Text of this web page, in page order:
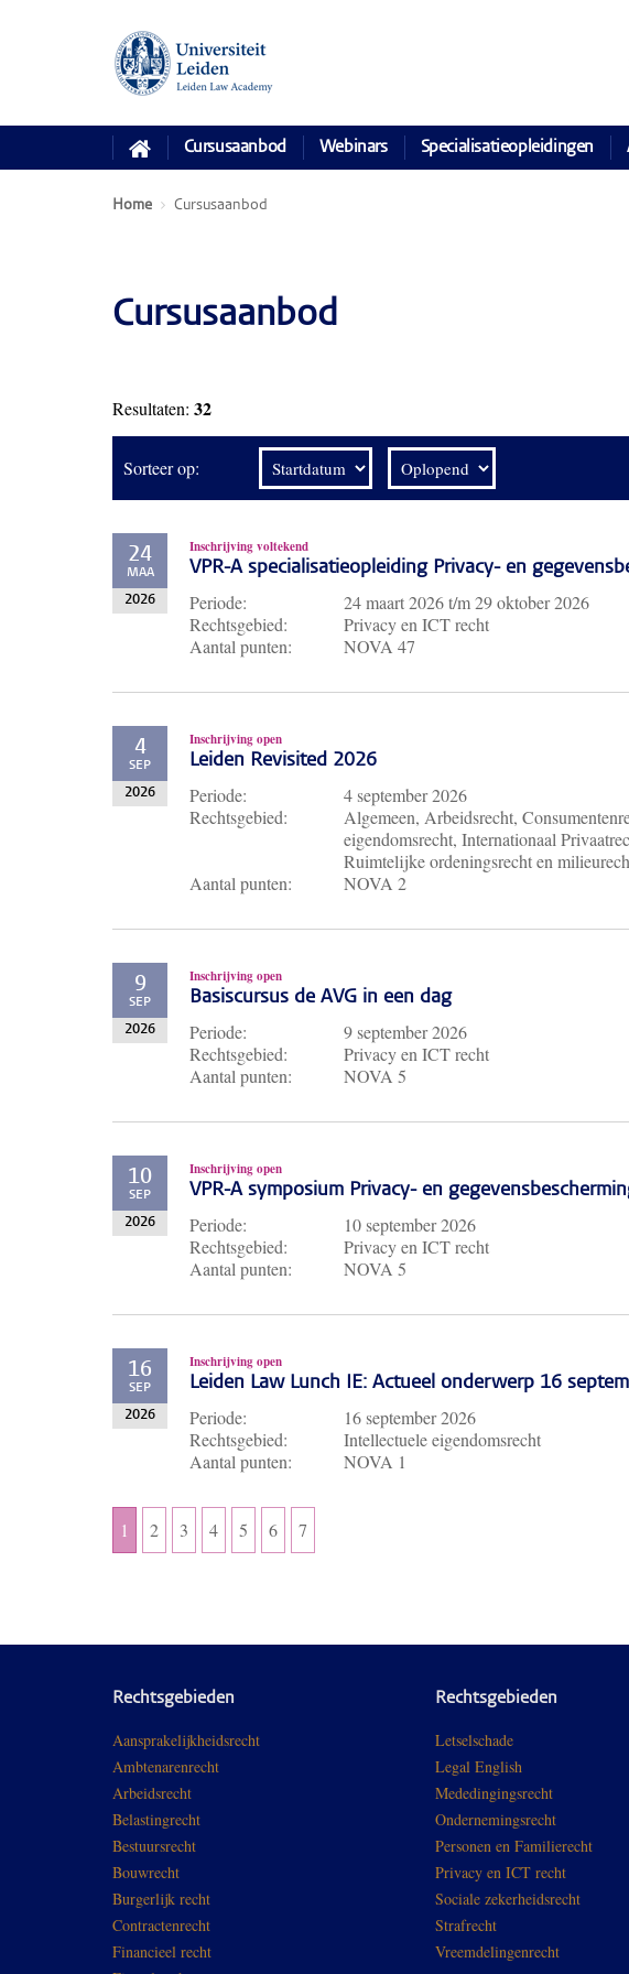
Cursusaanbod Webinars Specialisatieopleidingen
Home Cursusaanbod
Cursusaanbod
Resultaten: 32
Sorteer op:
24
MAA
2026
Inschrijving voltekend
VPR-A specialisatieopleiding Privacy- en
Periode: 24 maart 2026t/m29 oktober 2026
Rechtsgebied:
Privacy en ICT recht
Aantal punten:
NOVA 47
4
SEP
2026
Inschrijving open
Leiden Revisited 2026
Periode:
4 september 2026
Rechtsgebied:
Algemeen, Arbeidsrecht,
eigendomsrecht, Internationaal
Ruimtelijke ordeningsrecht en
Aantal punten:
NOVA 2
9
SEP
2026
Inschrijving open
Basiscursus de AVG in een dag
Periode:
9 september 2026
Rechtsgebied:
Privacy en ICT recht
Aantal punten:
NOVA 5
10
SEP
2026
Inschrijving open
VPR-A symposium Privacy- en
Periode:
10 september 2026
Rechtsgebied:
Privacy en ICT recht
Aantal punten:
NOVA 5
16
SEP
2026
Inschrijving open
Leiden Law Lunch IE: Actueel onderwerp 16
Periode:
16 september 2026
Rechtsgebied:
Intellectuele eigendomsrecht
Aantal punten:
NOVA 1
1 2 3 4 5 6 7
Rechtsgebieden
Aansprakelijkheidsrecht
Ambtenarenrecht
Arbeidsrecht
Belastingrecht
Bestuursrecht
Bouwrecht
Burgerlijk recht
Contractenrecht
Financieel recht
Rechtsgebieden
Letselschade
Legal English
Mededingingsrecht
Ondernemingsrecht
Personen en Familierecht
Privacy en ICT recht
Sociale zekerheidsrecht
Strafrecht
Vreemdelingenrecht